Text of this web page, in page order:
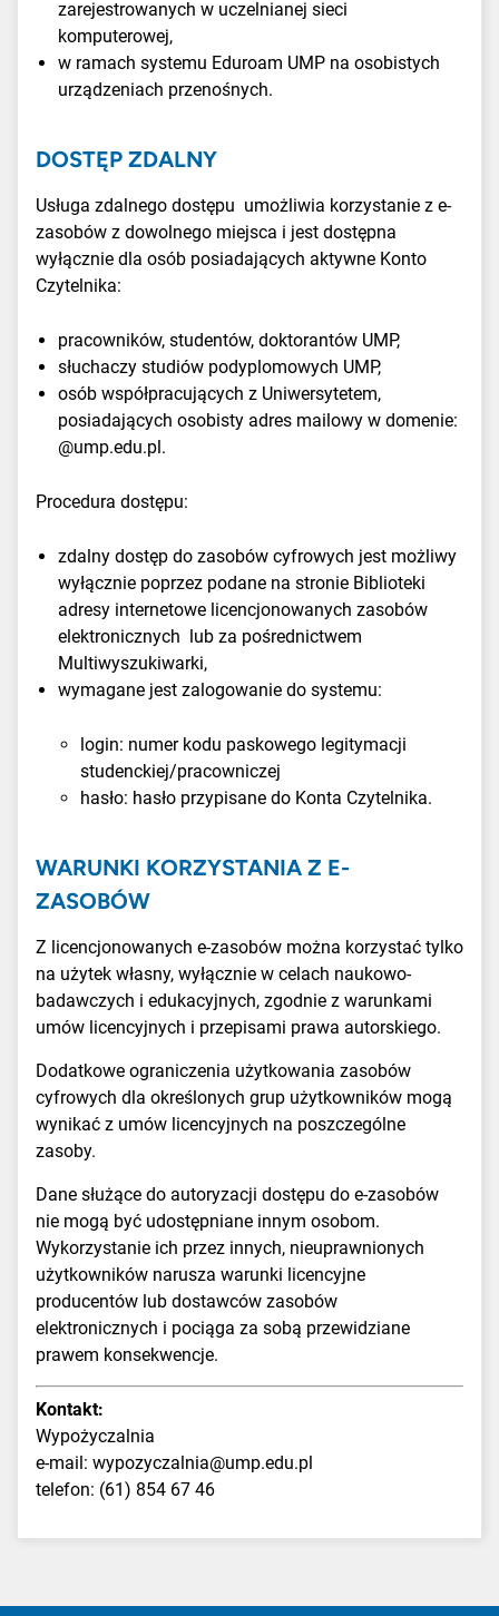
zarejestrowanych w uczelnianej sieci
komputerowej,
w ramach systemu Eduroam UMP na osobistych
urządzeniach przenośnych.
DOSTĘP ZDALNY
Usługa zdalnego dostępu umożliwia korzystanie z e-
zasobów z dowolnego miejsca i jest dostępna
wyłącznie dla osób posiadających aktywne Konto
Czytelnika:
pracowników, studentów, doktorantów UMP,
słuchaczy studiów podyplomowych UMP,
osób współpracujących z Uniwersytetem,
posiadających osobisty adres mailowy w domenie:
@ump.edu.pl.
Procedura dostępu:
zdalny dostęp do zasobów cyfrowych jest możliwy
wyłącznie poprzez podane na stronie Biblioteki
adresy internetowe licencjonowanych zasobów
elektronicznych lub za pośrednictwem
Multiwyszukiwarki,
wymagane jest zalogowanie do systemu:
login: numer kodu paskowego legitymacji
studenckiej/pracowniczej
hasło: hasło przypisane do Konta Czytelnika.
WARUNKI KORZYSTANIA Z E-
ZASOBÓW
Z licencjonowanych e-zasobów można korzystać tylko
na użytek własny, wyłącznie w celach naukowo-
badawczych i edukacyjnych, zgodnie z warunkami
umów licencyjnych i przepisami prawa autorskiego.
Dodatkowe ograniczenia użytkowania zasobów
cyfrowych dla określonych grup użytkowników mogą
wynikać z umów licencyjnych na poszczególne
zasoby.
Dane służące do autoryzacji dostępu do e-zasobów
nie mogą być udostępniane innym osobom.
Wykorzystanie ich przez innych, nieuprawnionych
użytkowników narusza warunki licencyjne
producentów lub dostawców zasobów
elektronicznych i pociąga za sobą przewidziane
prawem konsekwencje.
Kontakt:
Wypożyczalnia
e-mail: wypozyczalnia@ump.edu.pl
telefon: (61) 854 67 46